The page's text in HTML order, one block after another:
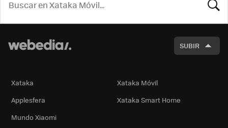
SUBIR
Xataka
Xataka Móvil
Applesfera
Xataka Smart Home
Mundo Xiaomi